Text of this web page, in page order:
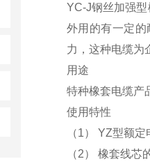
YC-J钢丝加强
外用的有一定
力，这种电缆为
用途
特种橡套电缆产
使用特性
（1） YZ型额
（2） 橡套线芯